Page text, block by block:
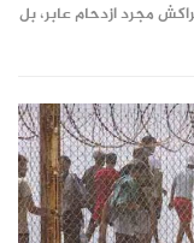
مجرد ازدحام عابر، بل